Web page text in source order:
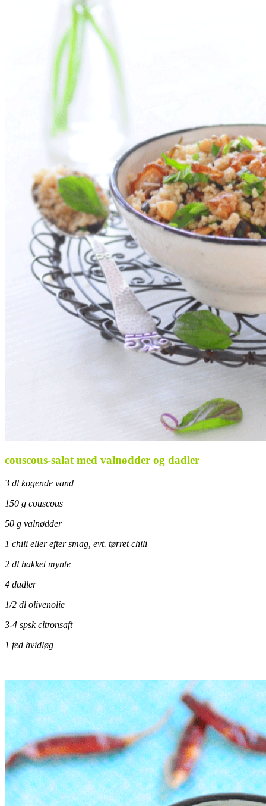
couscous-salat med valnødder og dadler
3 dl kogende vand
150 g couscous
50 g valnødder
1 chili eller efter smag, evt. tørret chili
2 dl hakket mynte
4 dadler
1/2 dl olivenolie
3-4 spsk citronsaft
1 fed hvidløg